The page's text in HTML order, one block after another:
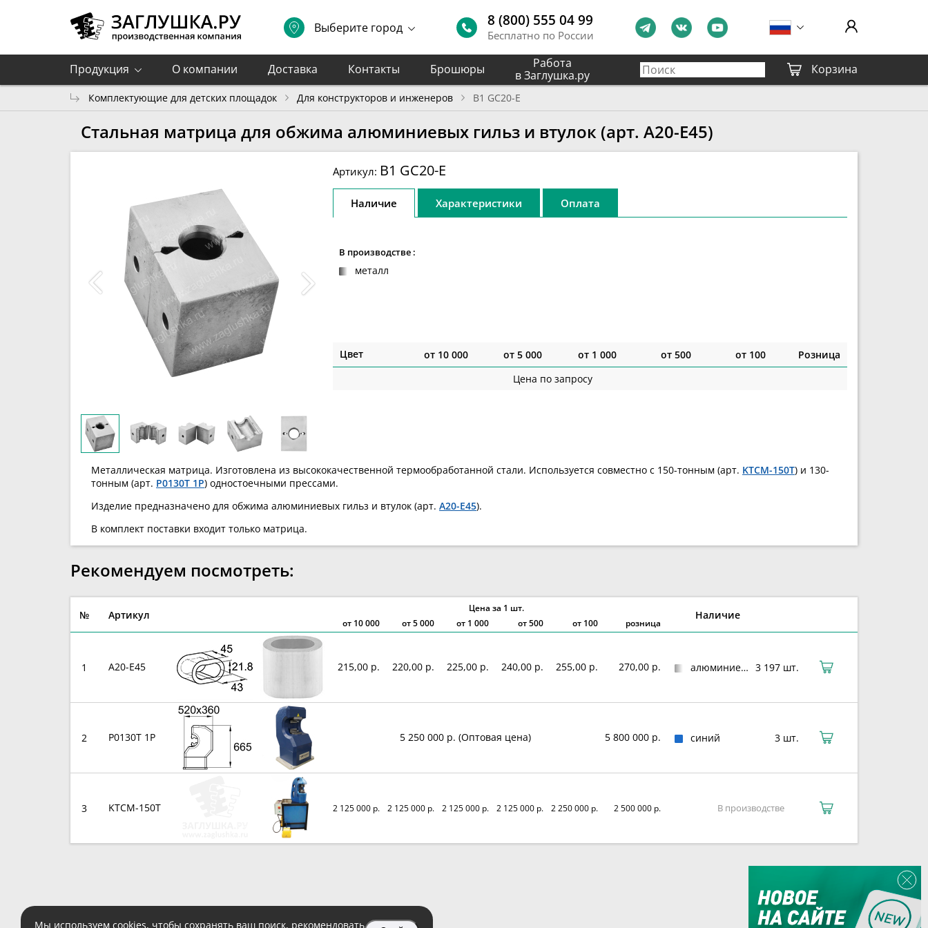
Выберите город 8 (800) 555 04 99
Бесплатно по России
Продукция О компании Доставка Контакты Брошюры
Работа
в Заглушка.ру
Корзина
Комплектующие для детских площадок Для конструкторов и инженеров B1 GC20-E
Стальная матрица для обжима алюминиевых гильз и втулок (арт. A20-E45)
Артикул: B1 GC20-E
Наличие Характеристики Оплата
В производстве :
металл
Цвет от 10 000 от 5 000 от 1 000 от 500 от 100
Розница
Цена по запросу
Металлическая матрица. Изготовлена из высококачественной термообработанной стали. Используется совместно с 150-тонным (арт. KTCM-150T) и 130-
тонным (арт. P0130T 1P) одностоечными прессами.
Изделие предназначено для обжима алюминиевых гильз и втулок (арт. A20-E45).
В комплект поставки входит только матрица.
Рекомендуем посмотреть:
№ Артикул
Цена за 1 шт.
Наличие
от 10 000 от5 000 от 1 000 от 500 от 100 розница
1 A20-E45 215,00 р. 220,00 р. 225,00 р. 240,00 р. 255,00 р. 270,00 р. алюминиевый сплав 3 197 шт.
2 P0130T 1P 5 250 000 р. (Оптовая цена) 5 800 000 р. синий 3 шт.
3 KTCM-150T 2 125 000 р. 2 125 000 р. 2 125 000 р. 2 125 000 р. 2 250 000 р. 2 500 000 р. В производстве
Мы используем cookies, чтобы сохранять ваш поиск, рекомендовать